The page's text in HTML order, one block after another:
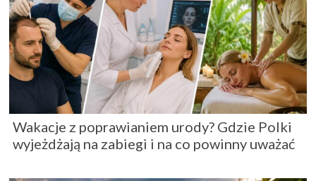
Wakacje z poprawianiem urody? Gdzie Polki
wyjeżdżają na zabiegi i na co powinny uważać